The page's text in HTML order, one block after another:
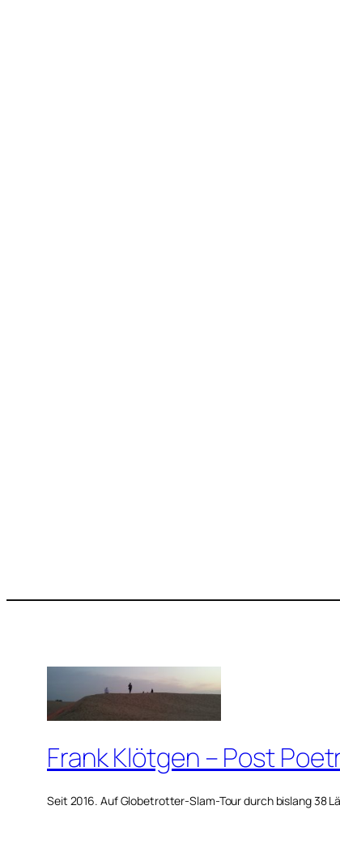
Frank Klötgen – Post
Seit 2016. Auf Globetrotter-Slam-Tour durch bislang 38